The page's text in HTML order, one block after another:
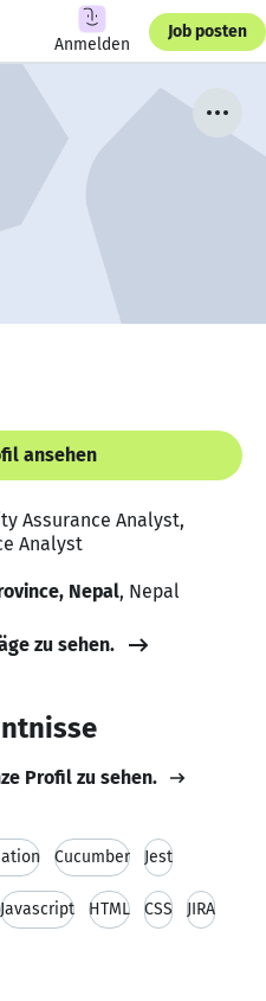
Anmelden
Job posten
ansehen
Assurance Analyst,
Analyst
Nepal, Nepal
zu sehen.
Profil zu sehen.
Cucumber Jest
Javascript HTML CSS JIRA